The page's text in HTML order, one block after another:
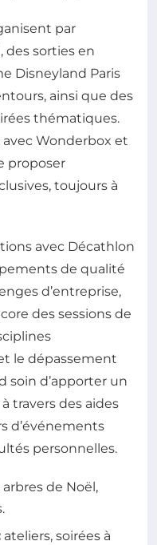
par
des sorties en
Disneyland Paris
ainsi que des
thématiques.
avec Wonderbox et
proposer
toujours à
avec Décathlon
de qualité
d’entreprise,
des sessions de
le dépassement
soin d’apporter un
travers des aides
d’événements
personnelles.
arbres de Noël,
ateliers, soirées à